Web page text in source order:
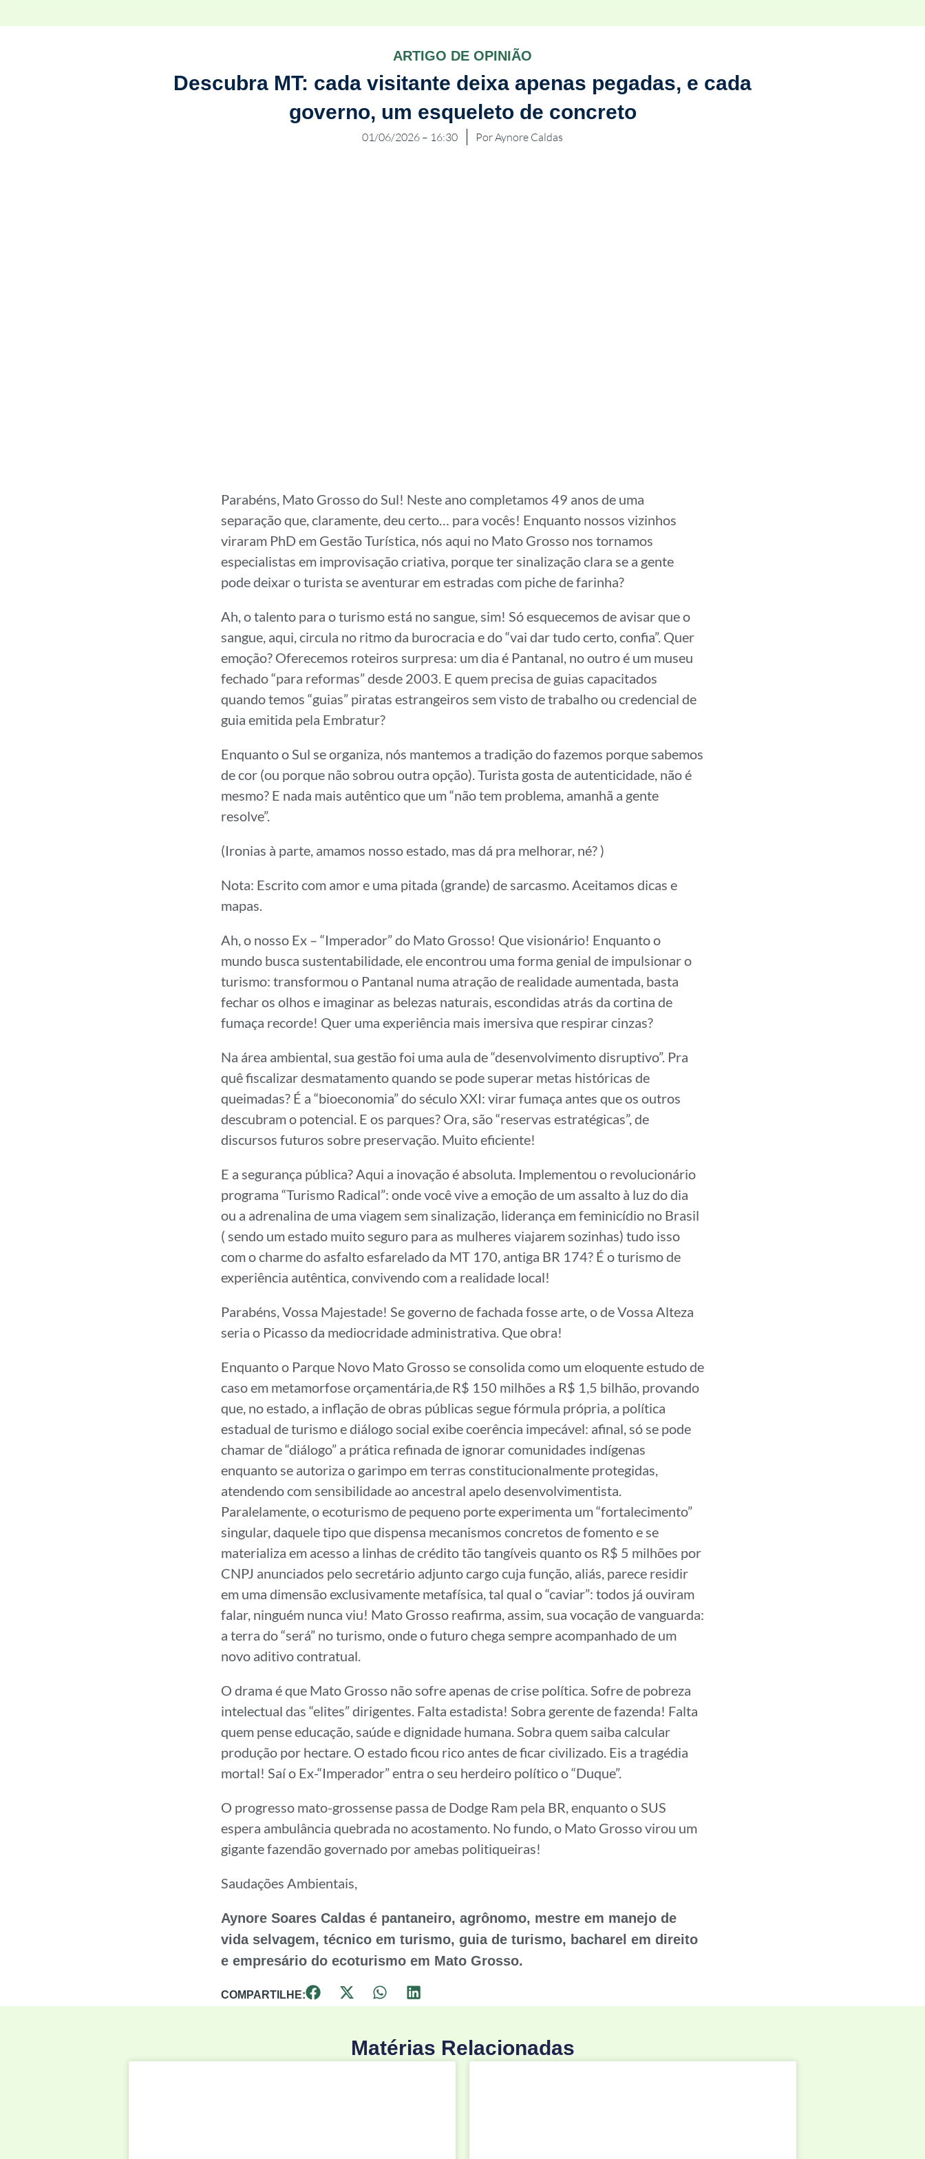
ARTIGO DE OPINIÃO
Descubra MT: cada visitante deixa apenas pegadas, e cada
governo, um esqueleto de concreto
01/06/2026 – 16:30 PorAynore Caldas
Parabéns, Mato Grosso do Sul! Neste ano completamos 49 anos de uma
separação que, claramente, deu certo… para vocês! Enquanto nossos vizinhos
viraram PhD em Gestão Turística, nós aqui no Mato Grosso nos tornamos
especialistas em improvisação criativa, porque ter sinalização clara se a gente
pode deixar o turista se aventurar em estradas com piche de farinha?
Ah, o talento para o turismo está no sangue, sim! Só esquecemos de avisar que o
sangue, aqui, circula no ritmo da burocracia e do “vai dar tudo certo, confia”. Quer
emoção? Oferecemos roteiros surpresa: um dia é Pantanal, no outro é um museu
fechado “para reformas” desde 2003. E quem precisa de guias capacitados
quando temos “guias” piratas estrangeiros sem visto de trabalho ou credencial de
guia emitida pela Embratur?
Enquanto o Sul se organiza, nós mantemos a tradição do fazemos porque sabemos
de cor (ou porque não sobrou outra opção). Turista gosta de autenticidade, não é
mesmo? E nada mais autêntico que um “não tem problema, amanhã a gente
resolve”.
(Ironias à parte, amamos nosso estado, mas dá pra melhorar, né? )
Nota: Escrito com amor e uma pitada (grande) de sarcasmo. Aceitamos dicas e
mapas.
Ah, o nosso Ex – “Imperador” do Mato Grosso! Que visionário! Enquanto o
mundo busca sustentabilidade, ele encontrou uma forma genial de impulsionar o
turismo: transformou o Pantanal numa atração de realidade aumentada, basta
fechar os olhos e imaginar as belezas naturais, escondidas atrás da cortina de
fumaça recorde! Quer uma experiência mais imersiva que respirar cinzas?
Na área ambiental, sua gestão foi uma aula de “desenvolvimento disruptivo”. Pra
quê fiscalizar desmatamento quando se pode superar metas históricas de
queimadas? É a “bioeconomia” do século XXI: virar fumaça antes que os outros
descubram o potencial. E os parques? Ora, são “reservas estratégicas”, de
discursos futuros sobre preservação. Muito eficiente!
E a segurança pública? Aqui a inovação é absoluta. Implementou o revolucionário
programa “Turismo Radical”: onde você vive a emoção de um assalto à luz do dia
ou a adrenalina de uma viagem sem sinalização, liderança em feminicídio no Brasil
( sendo um estado muito seguro para as mulheres viajarem sozinhas) tudo isso
com o charme do asfalto esfarelado da MT 170, antiga BR 174? É o turismo de
experiência autêntica, convivendo com a realidade local!
Parabéns, Vossa Majestade! Se governo de fachada fosse arte, o de Vossa Alteza
seria o Picasso da mediocridade administrativa. Que obra!
Enquanto o Parque Novo Mato Grosso se consolida como um eloquente estudo de
caso em metamorfose orçamentária,de R$ 150 milhões a R$ 1,5 bilhão, provando
que, no estado, a inflação de obras públicas segue fórmula própria, a política
estadual de turismo e diálogo social exibe coerência impecável: afinal, só se pode
chamar de “diálogo” a prática refinada de ignorar comunidades indígenas
enquanto se autoriza o garimpo em terras constitucionalmente protegidas,
atendendo com sensibilidade ao ancestral apelo desenvolvimentista.
Paralelamente, o ecoturismo de pequeno porte experimenta um “fortalecimento”
singular, daquele tipo que dispensa mecanismos concretos de fomento e se
materializa em acesso a linhas de crédito tão tangíveis quanto os R$ 5 milhões por
CNPJ anunciados pelo secretário adjunto cargo cuja função, aliás, parece residir
em uma dimensão exclusivamente metafísica, tal qual o “caviar”: todos já ouviram
falar, ninguém nunca viu! Mato Grosso reafirma, assim, sua vocação de vanguarda:
a terra do “será” no turismo, onde o futuro chega sempre acompanhado de um
novo aditivo contratual.
O drama é que Mato Grosso não sofre apenas de crise política. Sofre de pobreza
intelectual das “elites” dirigentes. Falta estadista! Sobra gerente de fazenda! Falta
quem pense educação, saúde e dignidade humana. Sobra quem saiba calcular
produção por hectare. O estado ficou rico antes de ficar civilizado. Eis a tragédia
mortal! Saí o Ex-“Imperador” entra o seu herdeiro político o “Duque”.
O progresso mato-grossense passa de Dodge Ram pela BR, enquanto o SUS
espera ambulância quebrada no acostamento. No fundo, o Mato Grosso virou um
gigante fazendão governado por amebas politiqueiras!
Saudações Ambientais,
Aynore Soares Caldas é pantaneiro, agrônomo, mestre em manejo de
vida selvagem, técnico em turismo, guia de turismo, bacharel em direito
e empresário do ecoturismo em Mato Grosso.
COMPARTILHE:
Matérias Relacionadas